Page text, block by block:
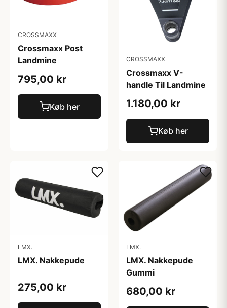
CROSSMAXX
Crossmaxx Post
Landmine
795,00 kr
Køb her
CROSSMAXX
Crossmaxx V-
handle Til Landmine
1.180,00 kr
Køb her
LMX.
LMX. Nakkepude
275,00 kr
LMX.
LMX. Nakkepude
Gummi
680,00 kr